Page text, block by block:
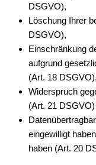
DSGVO),
Löschung Ihrer
DSGVO),
Einschränkung
aufgrund
(Art. 18 DSGVO),
Widerspruch
(Art. 21
eingewilligt
haben (Art. 20